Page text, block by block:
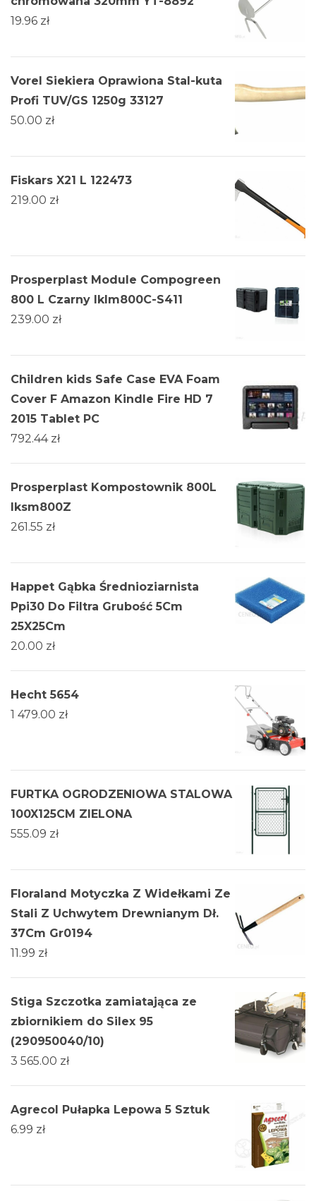
19.96 zł
Vorel Siekiera Oprawiona Stal-kuta
Profi TUV/GS 1250g 33127
50.00 zł
Fiskars X21 L 122473
219.00 zł
Prosperplast Module Compogreen
800 L Czarny Iklm800C-S411
239.00 zł
Children kids Safe Case EVA Foam
Cover F Amazon Kindle Fire HD 7
2015 Tablet PC
792.44 zł
Prosperplast Kompostownik 800L
Iksm800Z
261.55 zł
Happet Gąbka Średnioziarnista
Ppi30 Do Filtra Grubość 5Cm
25X25Cm
20.00 zł
Hecht 5654
1 479.00 zł
FURTKA OGRODZENIOWA STALOWA
100X125CM ZIELONA
555.09 zł
Floraland Motyczka Z Widełkami Ze
Stali Z Uchwytem Drewnianym Dł.
37Cm Gr0194
11.99 zł
Stiga Szczotka zamiatająca ze
zbiornikiem do Silex 95
(290950040/10)
3 565.00 zł
Agrecol Pułapka Lepowa 5 Sztuk
6.99 zł